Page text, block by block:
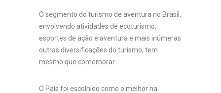
O segmento do turismo de aventura no Brasil,
envolvendo atividades de ecoturismo,
esportes de ação e aventura e mais inúmeras
outras diversificações do turismo, tem
mesmo que comemorar.
O País foi escolhido como o melhor na